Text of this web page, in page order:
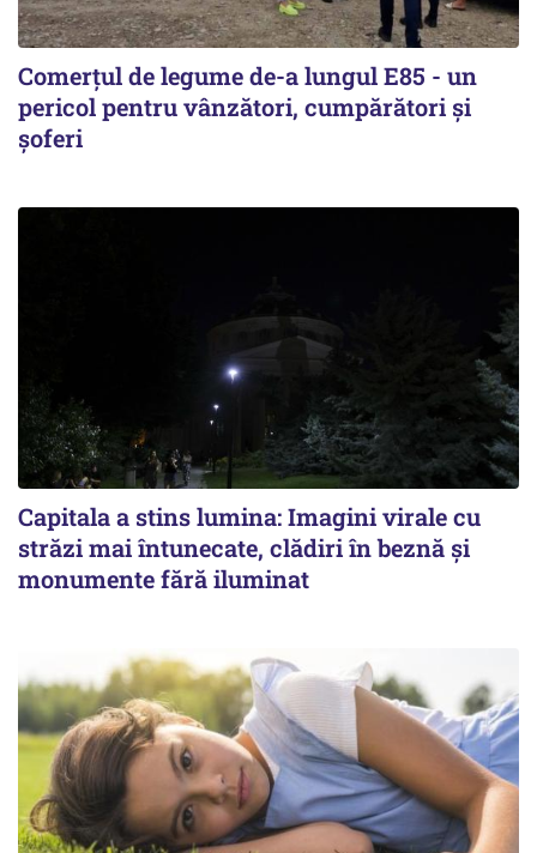
Comerțul de legume de-a lungul E85 - un
pericol pentru vânzători, cumpărători și
șoferi
Capitala a stins lumina: Imagini virale cu
străzi mai întunecate, clădiri în beznă și
monumente fără iluminat